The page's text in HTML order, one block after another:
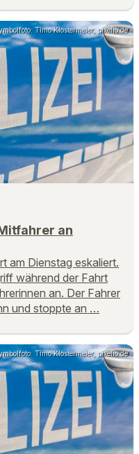
Timo Klostermeier, pixelio.de
an
am Dienstag eskaliert.
während der Fahrt
an. Der Fahrer
und stoppte an …
Timo Klostermeier, pixelio.de